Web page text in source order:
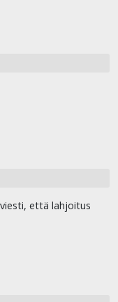
että lahjoitus